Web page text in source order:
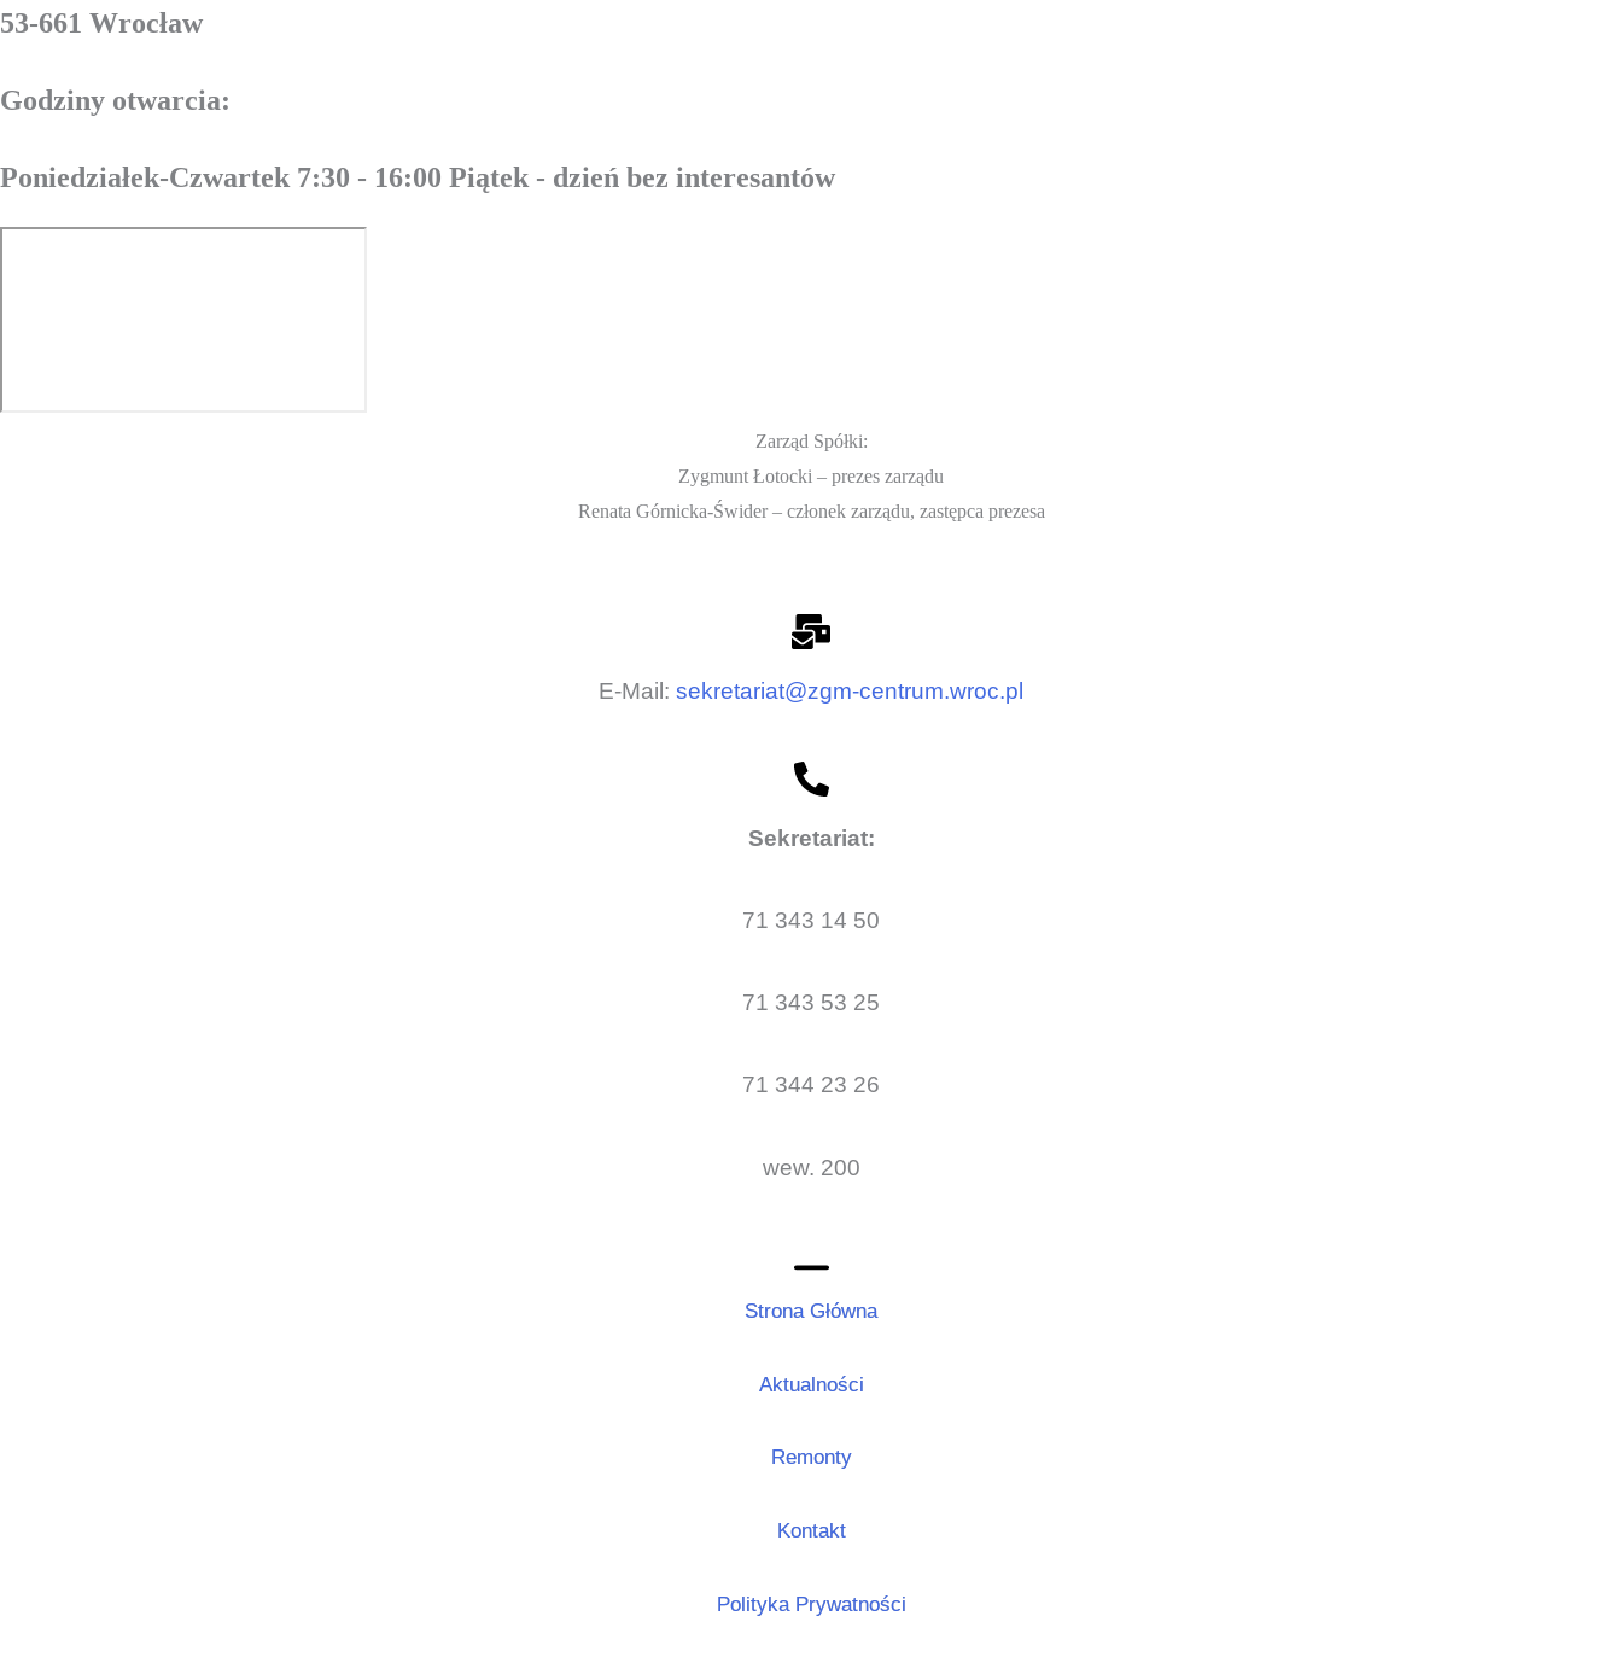
53-661 Wrocław
Godziny otwarcia:
Poniedziałek-Czwartek 7:30 - 16:00 Piątek - dzień bez interesantów
Zarząd Spółki:
Zygmunt Łotocki – prezes zarządu
Renata Górnicka-Świder – członek zarządu, zastępca prezesa
E-Mail: sekretariat@zgm-centrum.wroc.pl
Sekretariat:
71 343 14 50
71 343 53 25
71 344 23 26
wew. 200
Strona Główna
Aktualności
Remonty
Kontakt
Polityka Prywatności